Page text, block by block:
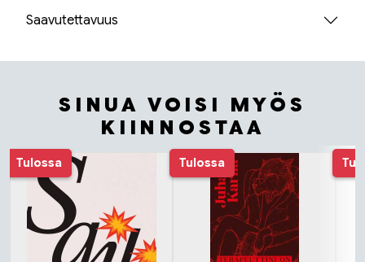
Saavutettavuus
SINUA VOISI MYÖS
KIINNOSTAA
Tuoteluettelon alku
Tulossa Tulossa